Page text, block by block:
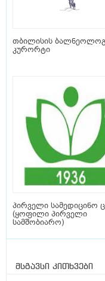
თბილისის
კურორტი
პირველი სამედიცინო
(ყოფილი პირველი
სამშობიარო)
მსგავსი კითხვები